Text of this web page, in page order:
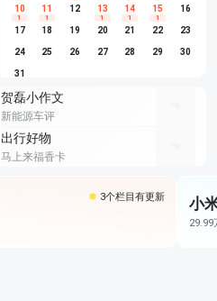
享界G9 预售
别克至境L7 预售
长城H10
深蓝S05
10
1
11
1
12 13
1
14
1
15
1
16
17 18 19 20 21 22 23
24 25 26 27 28 29 30
31
贺磊小作文
新能源车评
出行好物
马上来福香卡
3个栏目有更新 小
29.99